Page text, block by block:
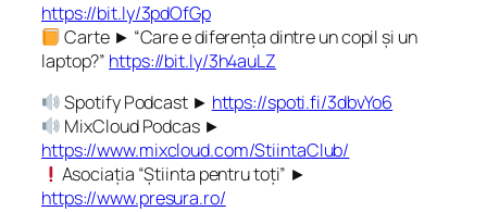
https://bit.ly/3pdOfGp
Carte ► “Care e diferența dintre un copil și un
laptop?” https://bit.ly/3h4auLZ
Spotify Podcast ► https://spoti.fi/3dbvYo6
MixCloud Podcas ►
https://www.mixcloud.com/StiintaClub/
Asociația “Știinta pentru toți” ►
https://www.presura.ro/